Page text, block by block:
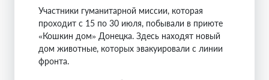
Участники гуманитарной миссии, которая
проходит с 15 по 30 июля, побывали в приюте
«Кошкин дом» Донецка. Здесь находят новый
дом животные, которых эвакуировали с линии
фронта.